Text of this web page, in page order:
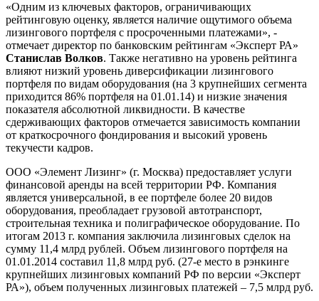
«Одним из ключевых факторов, ограничивающих
рейтинговую оценку, является наличие ощутимого объема
лизингового портфеля с просроченными платежами», -
отмечает директор по банковским рейтингам «Эксперт РА»
Станислав Волков. Также негативно на уровень рейтинга
влияют низкий уровень диверсификации лизингового
портфеля по видам оборудования (на 3 крупнейших сегмента
приходится 86% портфеля на 01.01.14) и низкие значения
показателя абсолютной ликвидности. В качестве
сдерживающих факторов отмечается зависимость компании
от краткосрочного фондирования и высокий уровень
текучести кадров.
ООО «Элемент Лизинг» (г. Москва) предоставляет услуги
финансовой аренды на всей территории РФ. Компания
является универсальной, в ее портфеле более 20 видов
оборудования, преобладает грузовой автотранспорт,
строительная техника и полиграфическое оборудование. По
итогам 2013 г. компания заключила лизинговых сделок на
сумму 11,4 млрд рублей. Объем лизингового портфеля на
01.01.2014 составил 11,8 млрд руб. (27-е место в рэнкинге
крупнейших лизинговых компаний РФ по версии «Эксперт
РА»), объем полученных лизинговых платежей – 7,5 млрд руб.